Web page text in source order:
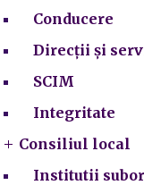
Conducere
Direcții și
SCIM
Integritate
Consiliul local
Institutii